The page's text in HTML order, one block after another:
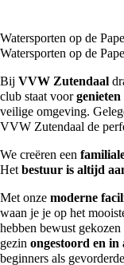
Watersporten op de
Watersporten op de
Bij VVW Zutendaal
club staat voor
veilige omgeving.
VVW Zutendaal de
We creëren een
Het bestuur is altijd
Met onze moderne
waan je je op het
hebben bewust
gezin ongestoord en in
beginners als